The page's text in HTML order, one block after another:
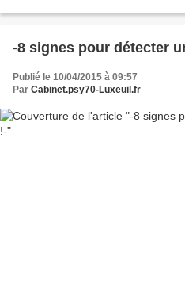
-8 signes pour détecter
Publié le 10/04/2015 à 09:57
Par Cabinet.psy70-Luxeuil.fr